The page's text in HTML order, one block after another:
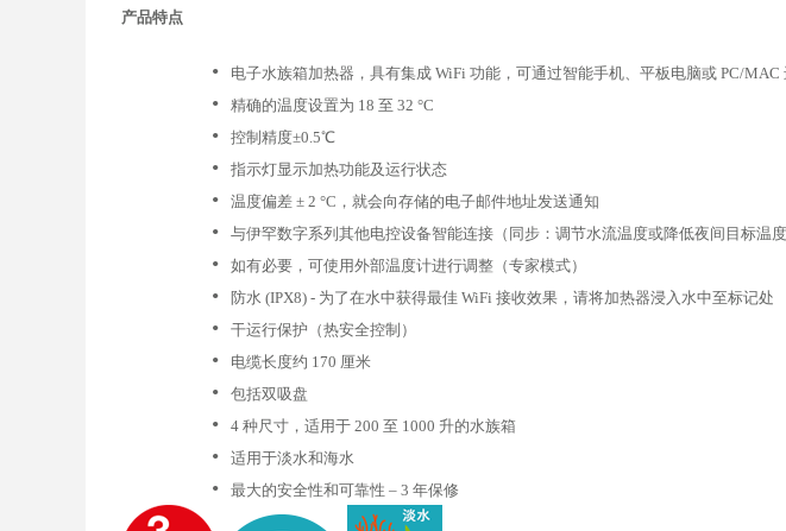
产品特点
• 电子水族箱加热器，具有集成 WiFi 功能，可通过智能手机、平板电脑或 PC/MAC
• 精确的温度设置为 18 至 32 °C
• 控制精度±0.5℃
• 指示灯显示加热功能及运行状态
• 温度偏差 ± 2 °C，就会向存储的电子邮件地址发送通知
• 与伊罕数字系列其他电控设备智能连接（同步：调节水流温度或降低夜间目标温度
• 如有必要，可使用外部温度计进行调整（专家模式）
• 防水 (IPX8) - 为了在水中获得最佳 WiFi 接收效果，请将加热器浸入水中至标记处
• 干运行保护（热安全控制）
• 电缆长度约 170 厘米
• 包括双吸盘
• 4 种尺寸，适用于 200 至 1000 升的水族箱
• 适用于淡水和海水
• 最大的安全性和可靠性 – 3 年保修